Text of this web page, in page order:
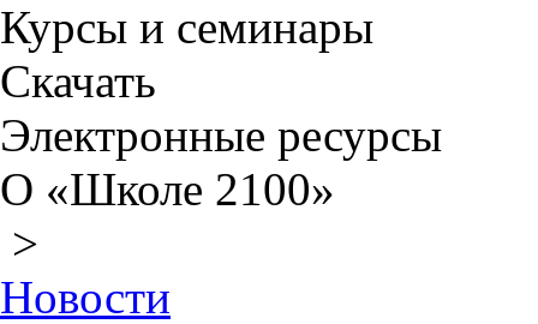
Курсы и семинары
Скачать
Электронные ресурсы
О «Школе 2100»
>
Новости